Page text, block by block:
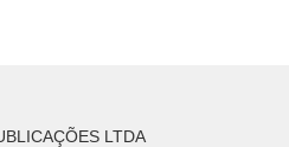
LTDA